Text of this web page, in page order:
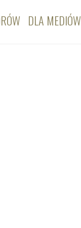
DLA MEDIÓW